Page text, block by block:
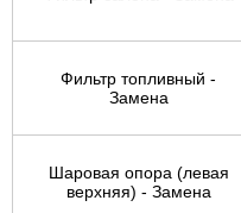
Фильтр топливный -
Замена
Шаровая опора (левая
верхняя) - Замена